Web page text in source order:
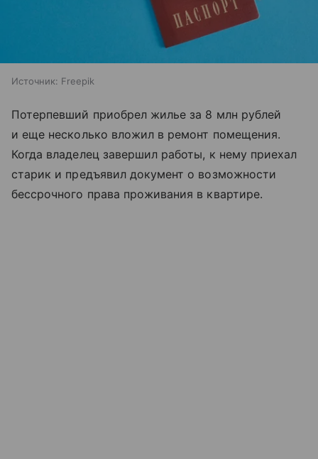
Источник: Freepik
Потерпевший приобрел жилье за 8 млн рублей
и еще несколько вложил в ремонт помещения.
Когда владелец завершил работы, к нему приехал
старик и предъявил документ о возможности
бессрочного права проживания в квартире.